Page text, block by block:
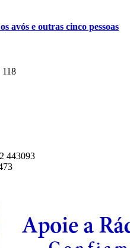
avós e outras cinco pessoas
118
443093